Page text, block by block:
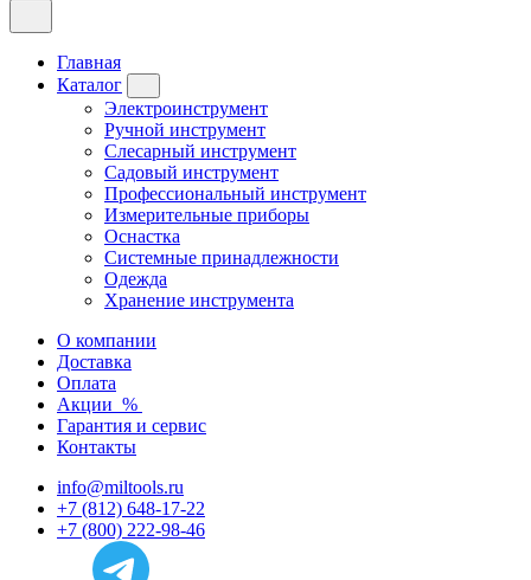
Главная
Каталог
Электроинструмент
Ручной инструмент
Слесарный инструмент
Садовый инструмент
Профессиональный инструмент
Измерительные приборы
Оснастка
Системные принадлежности
Одежда
Хранение инструмента
О компании
Доставка
Оплата
Акции %
Гарантия и сервис
Контакты
info@miltools.ru
+7 (812) 648-17-22
+7 (800) 222-98-46